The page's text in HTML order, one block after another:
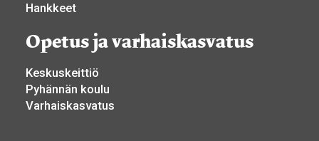
Hankkeet
Opetus ja varhaiskasvatus
Keskuskeittiö
Pyhännän koulu
Varhaiskasvatus